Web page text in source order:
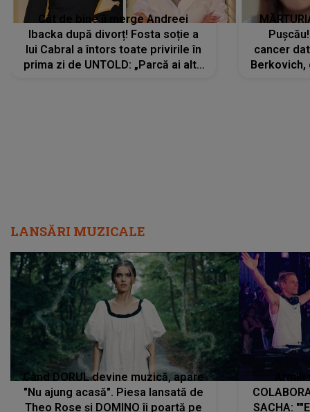
Cât de bine îi merge Andreei
Ibacka după divorț! Fosta soție a
lui Cabral a întors toate privirile în
prima zi de UNTOLD: „Parcă ai altă
cancer
Berkovich,
LANSĂRI MUZICALE
Când DORUL devine muzică, apare
"Nu ajung acasă". Piesa lansată de
Theo Rose și DOMINO îi poartă pe
SACHA: